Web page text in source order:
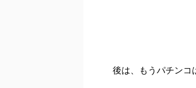
後は、もうパチンコ